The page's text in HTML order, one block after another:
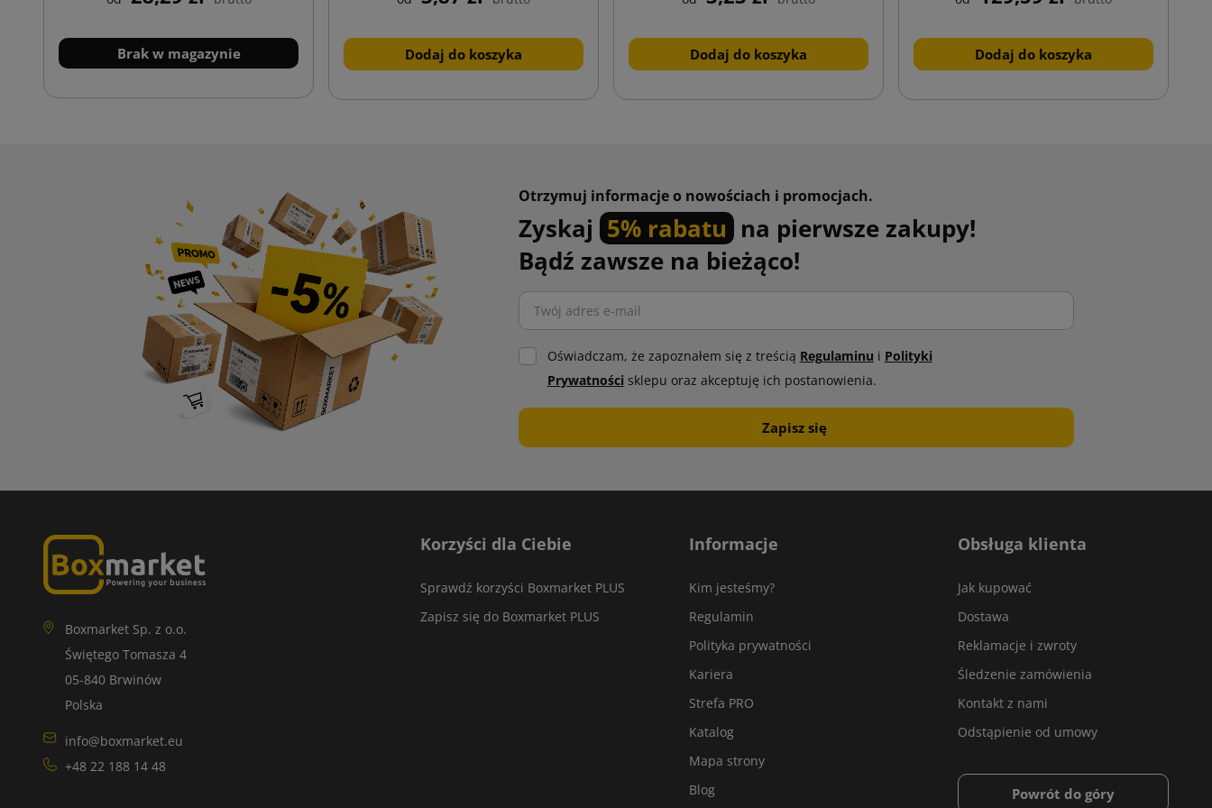
Brak w magazynie Dodaj do koszyka Dodaj do koszyka Dodaj do koszyka
Otrzymuj informacje o nowościach i promocjach.
Zyskaj 5% rabatu na pierwsze zakupy!
Bądź zawsze na bieżąco!
Oświadczam, że zapoznałem się z treścią Regulaminu i Polityki
Prywatności sklepu oraz akceptuję ich postanowienia.
Boxmarket Sp. z o.o.
Świętego Tomasza 4
05-840 Brwinów
Polska
info@boxmarket.eu
+48 22 188 14 48
Korzyści dla Ciebie
Sprawdź korzyści Boxmarket PLUS
Zapisz się do Boxmarket PLUS
Informacje
Kim jesteśmy?
Regulamin
Polityka prywatności
Kariera
Strefa PRO
Katalog
Mapa strony
Blog
Obsługa klienta
Jak kupować
Dostawa
Reklamacje i zwroty
Śledzenie zamówienia
Kontakt z nami
Odstąpienie od umowy
Powrót do góry